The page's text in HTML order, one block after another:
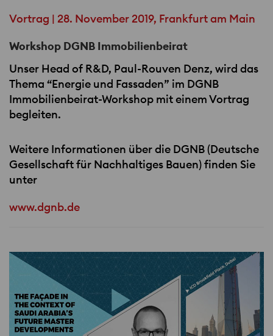
Vortrag | 28. November 2019, Frankfurt am Main
Workshop DGNB Immobilienbeirat
Unser Head of R&D, Paul-Rouven Denz, wird das
Thema “Energie und Fassaden” im DGNB
Immobilienbeirat-Workshop mit einem Vortrag
begleiten.
Weitere Informationen über die DGNB(Deutsche
Gesellschaft für Nachhaltiges Bauen) finden Sie
unter
www.dgnb.de